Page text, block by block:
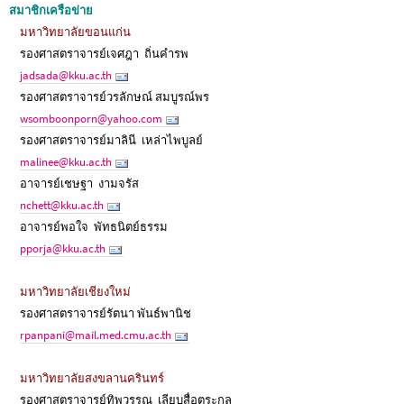
สมาชิกเครือข่าย
มหาวิทยาลัยขอนแก่น
รองศาสตราจารย์เจศฎา ถิ่นคำรพ
jadsada@kku.ac.th
รองศาสตราจารย์วรลักษณ์ สมบูรณ์พร
wsomboonporn@yahoo.com
รองศาสตราจารย์มาลินี เหล่าไพบูลย์
malinee@kku.ac.th
อาจารย์เชษฐา งามจรัส
nchett@kku.ac.th
อาจารย์พอใจ พัทธนิตย์ธรรม
pporja@kku.ac.th
มหาวิทยาลัยเชียงใหม่
รองศาสตราจารย์รัตนา พันธ์พานิช
rpanpani@mail.med.cmu.ac.th
มหาวิทยาลัยสงขลานครินทร์
รองศาสตราจารย์ทิพวรรณ เลียบสื่อตระกูล